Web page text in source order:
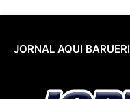
JORNAL AQUI BARUERI